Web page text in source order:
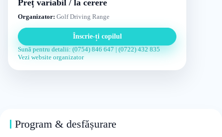
Preț variabil / la cerere
Organizator: Golf Driving Range
Înscrie-ți copilul
Sună pentru detalii: (0754) 846 647 | (0722) 432 835
Vezi website organizator
Program & desfășurare